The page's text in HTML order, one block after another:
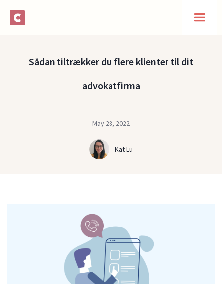
Sådan tiltrækker du flere klienter til dit
advokatfirma
May 28, 2022
Kat Lu